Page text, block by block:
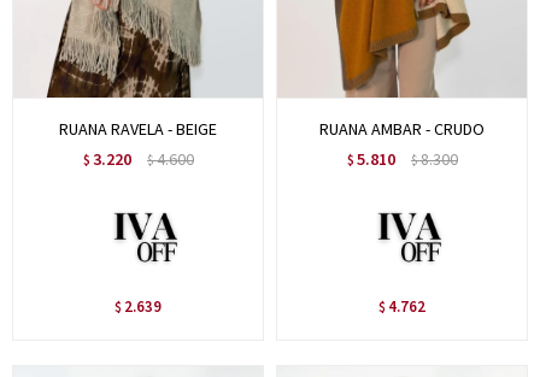
RUANA RAVELA - BEIGE
$ 3.220 $4.600
$ 2.639
RUANA AMBAR - CRUDO
$ 5.810 $8.300
$ 4.762